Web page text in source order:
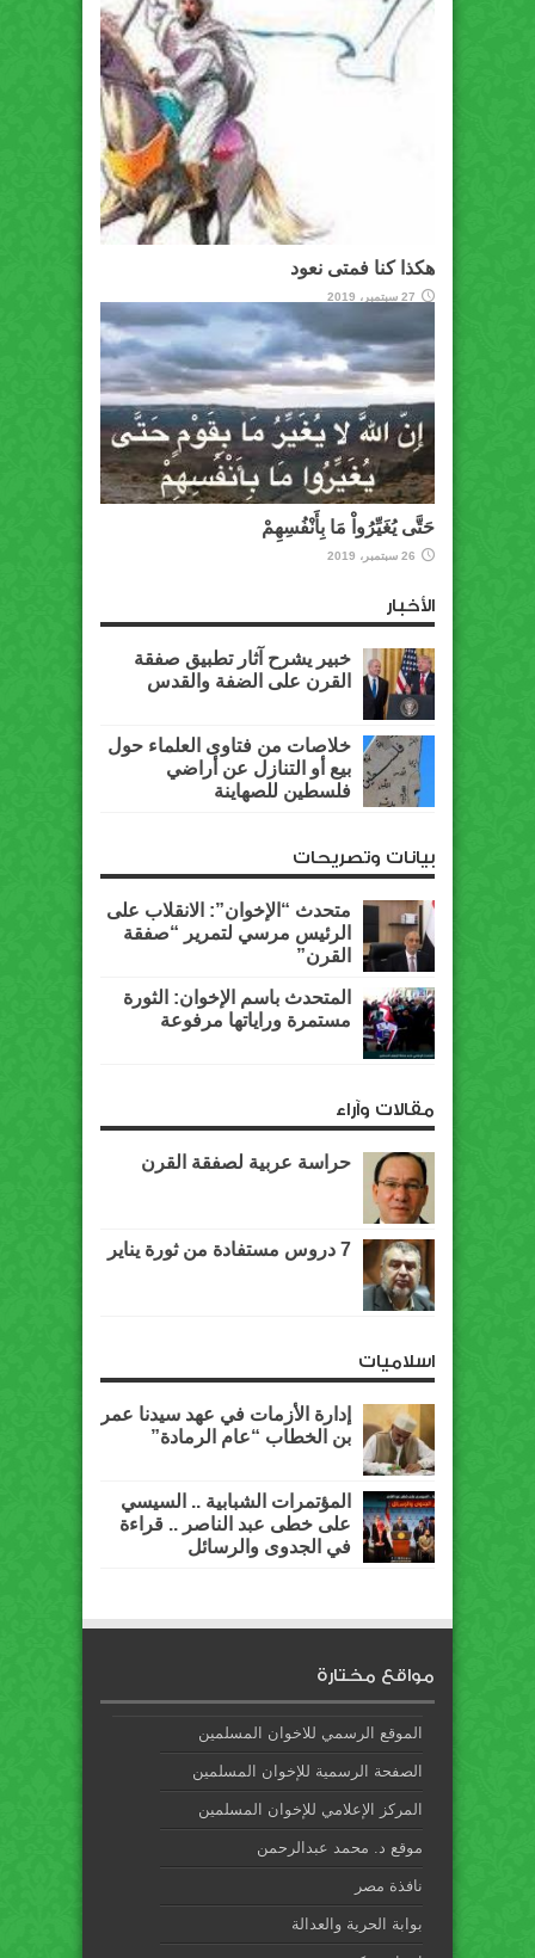
هكذا كنا فمتى نعود
27 سبتمبر، 2019
حَتَّى يُغَيِّرُواْ مَا بِأَنْفُسِهِمْ
26 سبتمبر، 2019
الأخبار
خبير يشرح آثار تطبيق صفقة
القرن على الضفة والقدس
خلاصات من فتاوى العلماء حول
بيع أو التنازل عن أراضي
فلسطين للصهاينة
بيانات وتصريحات
متحدث “الإخوان”: الانقلاب على
الرئيس مرسي لتمرير “صفقة
القرن”
المتحدث باسم الإخوان: الثورة
مستمرة وراياتها مرفوعة
مقالات وآراء
حراسة عربية لصفقة القرن
7 دروس مستفادة من ثورة يناير
اسلاميات
إدارة الأزمات في عهد سيدنا عمر
بن الخطاب “عام الرمادة”
المؤتمرات الشبابية .. السيسي
على خطى عبد الناصر .. قراءة
في الجدوى والرسائل
مواقع مختارة
الموقع الرسمي للاخوان المسلمين
الصفحة الرسمية للإخوان المسلمين
المركز الإعلامي للإخوان المسلمين
موقع د. محمد عبدالرحمن
نافذة مصر
بوابة الحرية والعدالة